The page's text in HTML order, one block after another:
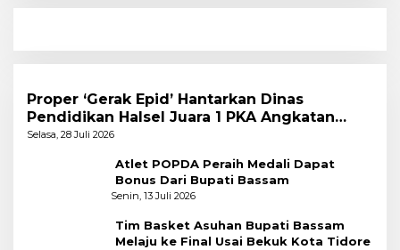
Proper ‘Gerak Epid’ Hantarkan Dinas
Pendidikan Halsel Juara 1 PKA Angkatan
Pertama
Selasa, 28 Juli 2026
Atlet POPDA Peraih Medali Dapat
Senin, 13 Juli 2026
Tim Basket Asuhan Bupati Bassam
Melaju ke Final Usai Bekuk Kota Tidore